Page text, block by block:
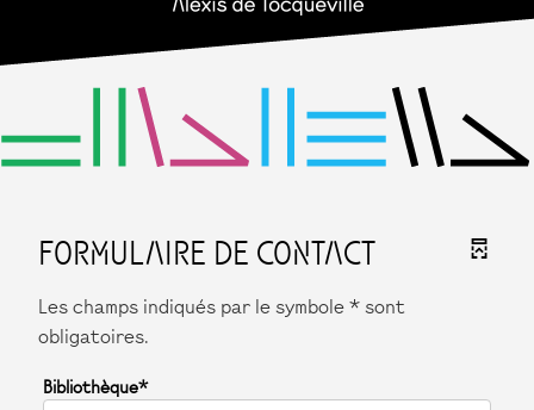
FORMULAIRE DE CONTACT
Les champs indiqués par le symbole * sont
obligatoires.
Bibliothèque*